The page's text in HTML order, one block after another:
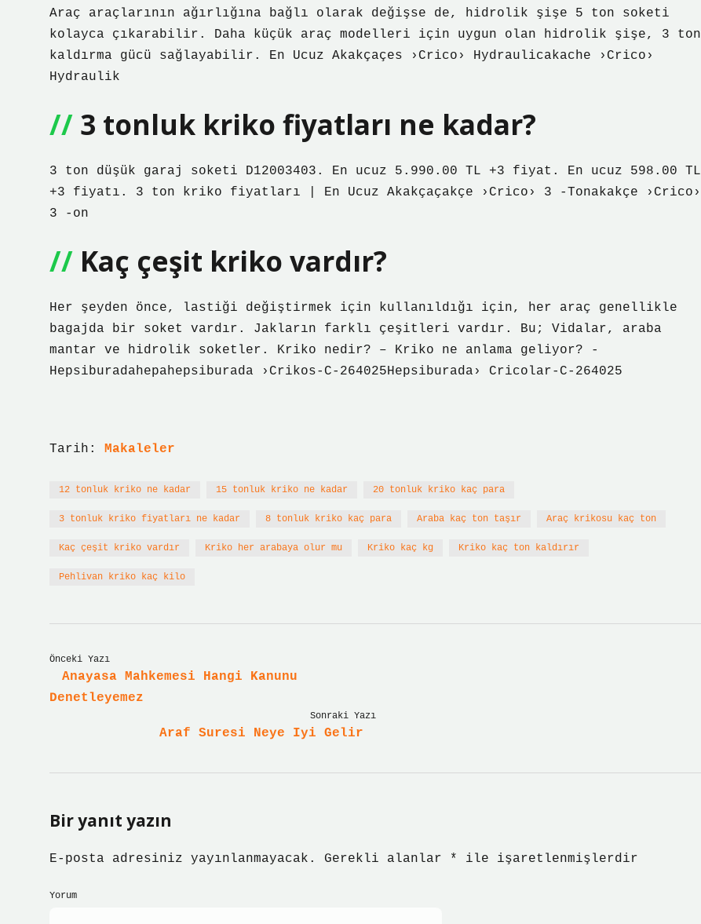
Araç araçlarının ağırlığına bağlı olarak değişse de, hidrolik şişe 5 ton soketi
kolayca çıkarabilir. Daha küçük araç modelleri için uygun olan hidrolik şişe, 3 ton
kaldırma gücü sağlayabilir. En Ucuz Akakçaçes ›Crico› Hydraulicakache ›Crico›
Hydraulik
3 tonluk kriko fiyatları ne kadar?
3 ton düşük garaj soketi D12003403. En ucuz 5.990.00 TL +3 fiyat. En ucuz 598.00 TL
+3 fiyatı. 3 ton kriko fiyatları | En Ucuz Akakçaçakçe ›Crico› 3 -Tonakakçe ›Crico›
3 -on
Kaç çeşit kriko vardır?
Her şeyden önce, lastiği değiştirmek için kullanıldığı için, her araç genellikle
bagajda bir soket vardır. Jakların farklı çeşitleri vardır. Bu; Vidalar, araba
mantar ve hidrolik soketler. Kriko nedir? – Kriko ne anlama geliyor? -
Hepsiburadahepahepsiburada ›Crikos-C-264025Hepsiburada› Cricolar-C-264025
Tarih: Makaleler
12 tonluk kriko ne kadar 15 tonluk kriko ne kadar 20 tonluk kriko kaç para
3 tonluk kriko fiyatları ne kadar 8 tonluk kriko kaç para Araba kaç ton taşır Araç krikosu kaç ton
Kaç çeşit kriko vardır Kriko her arabaya olur mu Kriko kaç kg Kriko kaç ton kaldırır
Pehlivan kriko kaç kilo
Önceki Yazı
Anayasa Mahkemesi Hangi Kanunu
Denetleyemez
Sonraki Yazı
Araf Suresi Neye Iyi Gelir
Bir yanıt yazın
E-posta adresiniz yayınlanmayacak. Gerekli alanlar * ile işaretlenmişlerdir
Yorum